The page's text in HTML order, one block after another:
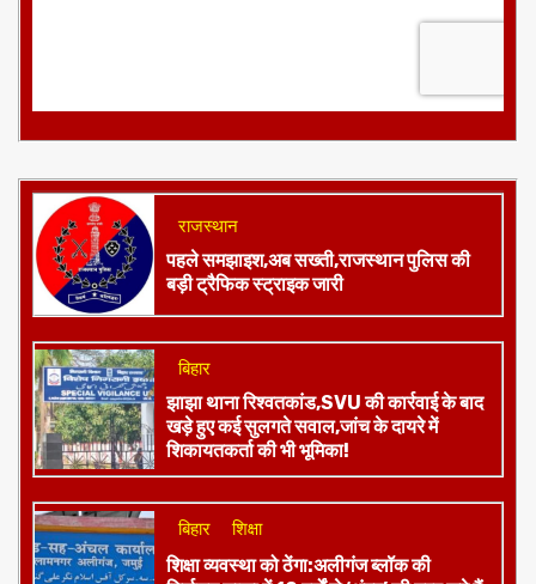
राजस्थान
पहले समझाइश,अब सख्ती,राजस्थान पुलिस की
बड़ी ट्रैफिक स्ट्राइक जारी
बिहार
झाझा थाना रिश्वतकांड,SVU की कार्रवाई के बाद
खड़े हुए कई सुलगते सवाल,जांच के दायरे में
शिकायतकर्ता की भी भूमिका!
बिहार शिक्षा
शिक्षा व्यवस्था को ठेंगा:अलीगंज ब्लॉक की